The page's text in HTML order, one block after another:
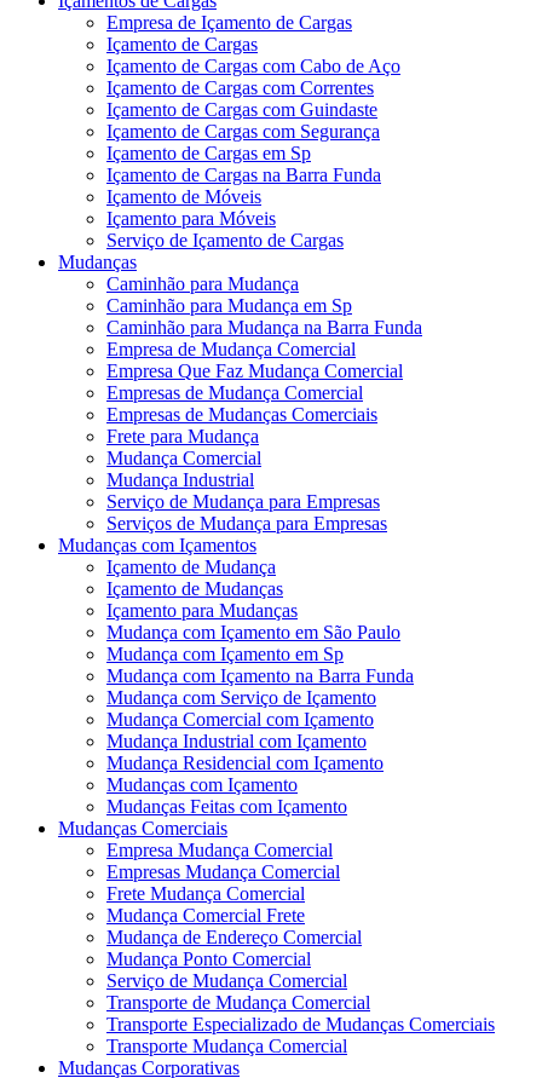
Empresa de Içamento de Cargas
Içamento de Cargas
Içamento de Cargas com Cabo de Aço
Içamento de Cargas com Correntes
Içamento de Cargas com Guindaste
Içamento de Cargas com Segurança
Içamento de Cargas em Sp
Içamento de Cargas na Barra Funda
Içamento de Móveis
Içamento para Móveis
Serviço de Içamento de Cargas
Mudanças
Caminhão para Mudança
Caminhão para Mudança em Sp
Caminhão para Mudança na Barra Funda
Empresa de Mudança Comercial
Empresa Que Faz Mudança Comercial
Empresas de Mudança Comercial
Empresas de Mudanças Comerciais
Frete para Mudança
Mudança Comercial
Mudança Industrial
Serviço de Mudança para Empresas
Serviços de Mudança para Empresas
Mudanças com Içamentos
Içamento de Mudança
Içamento de Mudanças
Içamento para Mudanças
Mudança com Içamento em São Paulo
Mudança com Içamento em Sp
Mudança com Içamento na Barra Funda
Mudança com Serviço de Içamento
Mudança Comercial com Içamento
Mudança Industrial com Içamento
Mudança Residencial com Içamento
Mudanças com Içamento
Mudanças Feitas com Içamento
Mudanças Comerciais
Empresa Mudança Comercial
Empresas Mudança Comercial
Frete Mudança Comercial
Mudança Comercial Frete
Mudança de Endereço Comercial
Mudança Ponto Comercial
Serviço de Mudança Comercial
Transporte de Mudança Comercial
Transporte Especializado de Mudanças Comerciais
Transporte Mudança Comercial
Mudanças Corporativas